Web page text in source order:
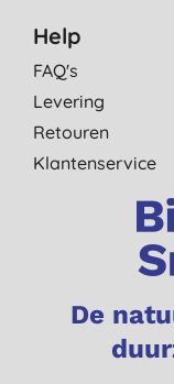
Help
FAQ's
Levering
Retouren
Klantenservice
De